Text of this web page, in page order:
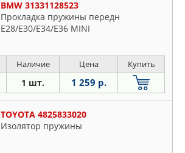
BMW 31331128523
Прокладка пружины передн
E28/E30/E34/E36 MINI
Наличие Цена Купить
1 шт. 1 259 р.
TOYOTA 4825833020
Изолятор пружины